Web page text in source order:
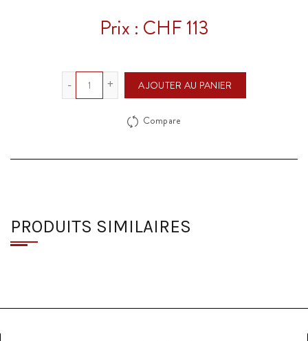
Prix : CHF 113
Quantité
AJOUTER AU PANIER
Compare
PRODUITS SIMILAIRES